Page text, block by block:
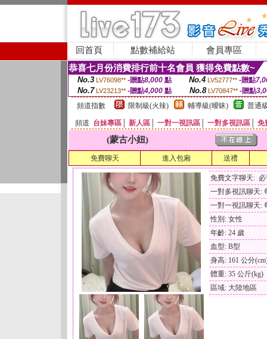
回首頁 點數補給站 會員專區
恭喜七月份消費排行前十名會員 獲得免費點數~
No.3 LV76098** -贈點8,000點 No.4 LV52777** -贈點
No.7 LV23213** -贈點4,000 點 No.8 LV70847** -贈點
頻道指數
限制級(火辣) 輔導級(曖昧) 普通
頻道 台妹專區 新人區 一對一視訊區 一對多視訊區 免
(蒙古小妞)
免費聊天 進入包廂 送禮
免費文字聊天:
一對多視訊聊天:
一對一視訊聊天:
性別: 女性
年齡: 24 歲
血型: B型
身高: 161 公分
體重: 35 公斤(kg)
區域: 大陸地區